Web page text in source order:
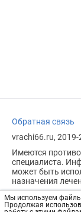
Мы используем
Продолжая
Обратная связь
vrachi66.ru, 2019-
Имеются
специалиста.
может быть
назначения
Возрастное